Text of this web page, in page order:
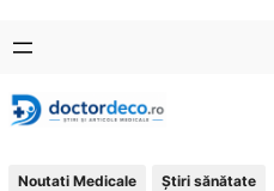
conținut
content
Noutati Medicale Ştiri sănătate